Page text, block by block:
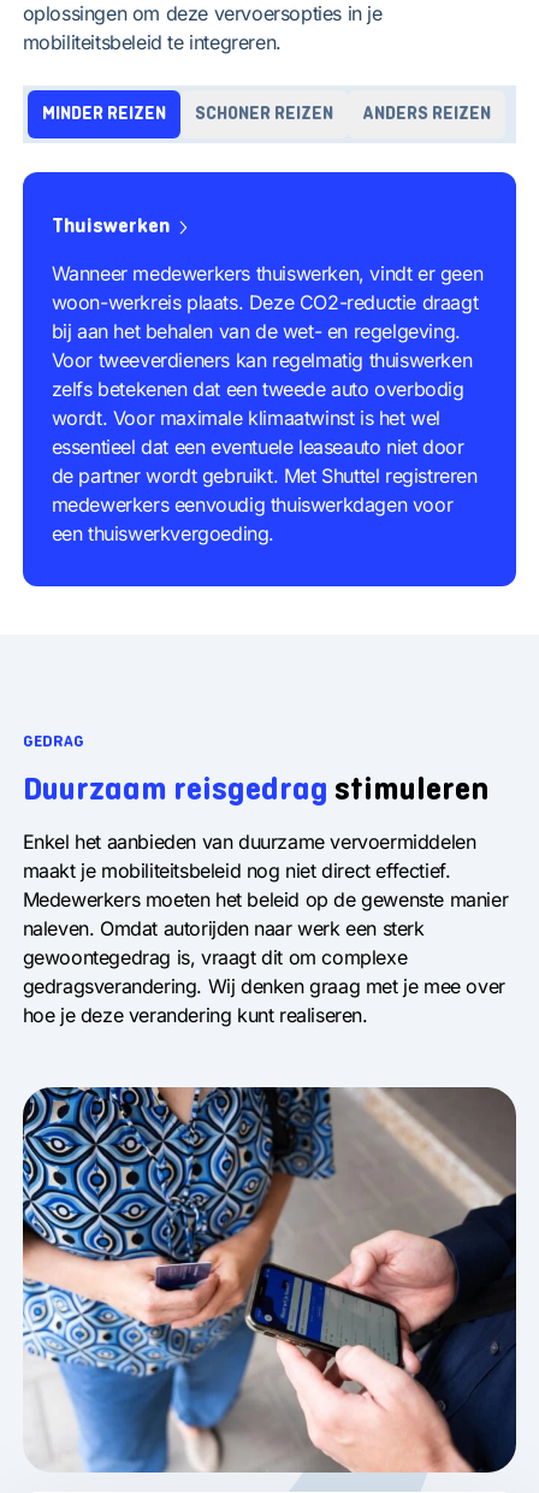
oplossingen om deze vervoersopties in je
mobiliteitsbeleid te integreren.
MINDER REIZEN SCHONER REIZEN ANDERS REIZEN
Thuiswerken
Wanneer medewerkers thuiswerken, vindt er geen
woon-werkreis plaats. Deze CO2-reductie draagt
bij aan het behalen van de wet- en regelgeving.
Voor tweeverdieners kan regelmatig thuiswerken
zelfs betekenen dat een tweede auto overbodig
wordt. Voor maximale klimaatwinst is het wel
essentieel dat een eventuele leaseauto niet door
de partner wordt gebruikt. Met Shuttel registreren
medewerkers eenvoudig thuiswerkdagen voor
een thuiswerkvergoeding.
GEDRAG
Duurzaam reisgedrag stimuleren
Enkel het aanbieden van duurzame vervoermiddelen
maakt je mobiliteitsbeleid nog niet direct effectief.
Medewerkers moeten het beleid op de gewenste manier
naleven. Omdat autorijden naar werk een sterk
gewoontegedrag is, vraagt dit om complexe
gedragsverandering. Wij denken graag met je mee over
hoe je deze verandering kunt realiseren.